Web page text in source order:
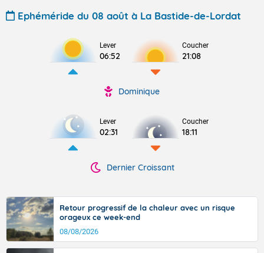
Ephéméride du 08 août à La Bastide-de-Lordat
Lever
06:52
Coucher
21:08
Dominique
Lever
02:31
Coucher
18:11
Dernier Croissant
Retour progressif de la chaleur avec un risque
orageux ce week-end
08/08/2026